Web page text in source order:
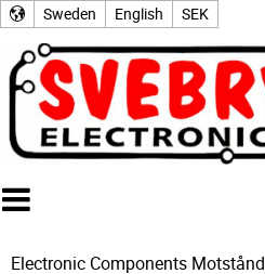
Sweden English SEK
Electronic Components Motstånd